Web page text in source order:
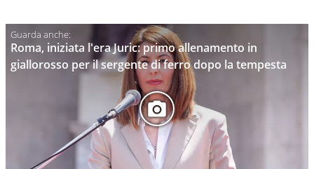
Roma, iniziata l'era Juric: primo allenamento in
giallorosso per il sergente di ferro dopo la tempesta